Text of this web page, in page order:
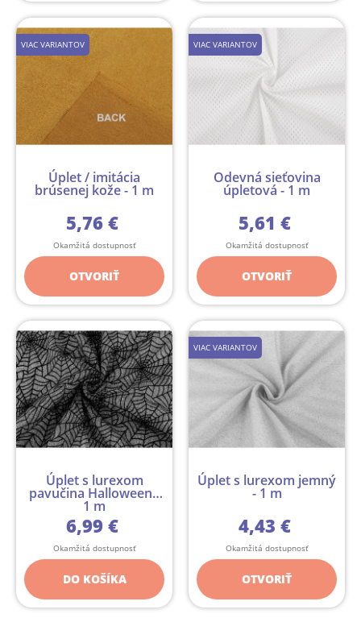
VIAC VARIANTOV
Úplet / imitácia
brúsenej kože - 1 m
5,76 €
Okamžitá dostupnosť
OTVORIŤ
VIAC VARIANTOV
Odevná sieťovina
úpletová - 1 m
5,61 €
Okamžitá dostupnosť
OTVORIŤ
Úplet s lurexom
pavučina Halloween -
1 m
6,99 €
Okamžitá dostupnosť
DO KOŠÍKA
VIAC VARIANTOV
Úplet s lurexom jemný
- 1 m
4,43 €
Okamžitá dostupnosť
OTVORIŤ